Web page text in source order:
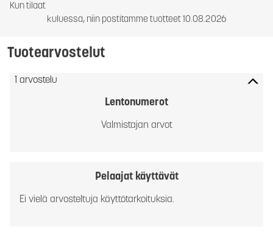
Kun tilaat
kuluessa, niin postitamme tuotteet 10.08.2026
Tuotearvostelut
1 arvostelu
Lentonumerot
Valmistajan arvot
Pelaajat käyttävät
Ei vielä arvosteltuja käyttötarkoituksia.